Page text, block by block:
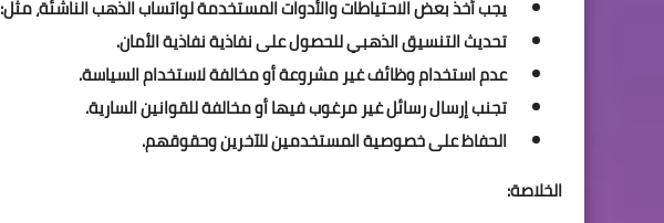
يجب أخذ بعض الاحتياطات والأدوات المستخدمة لواتساب الذهب الناشئة، مثل:
تحديث التنسيق الذهبي للحصول على نفاذية نفاذية الأمان.
عدم استخدام وظائف غير مشروعة أو مخالفة لاستخدام السياسة.
تجنب إرسال رسائل غير مرغوب فيها أو مخالفة للقوانين السارية.
الحفاظ على خصوصية المستخدمين للآخرين وحقوقهم.
الخلاصة: